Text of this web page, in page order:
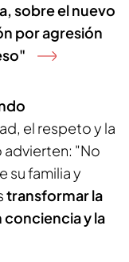
sobre el nuevo
por agresión
el respeto y la
"No
su familia y
transformar la
y la